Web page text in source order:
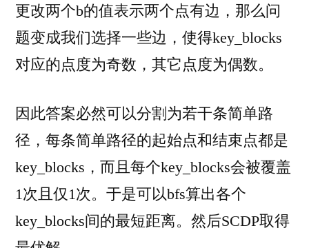
更改两个b的值表示两个点有边，那么问
题变成我们选择一些边，使得key_blocks
对应的点度为奇数，其它点度为偶数。
因此答案必然可以分割为若干条简单路
径，每条简单路径的起始点和结束点都是
key_blocks，而且每个key_blocks会被覆盖
1次且仅1次。于是可以bfs算出各个
key_blocks间的最短距离。然后SCDP取得